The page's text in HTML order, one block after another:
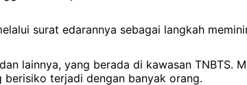
surat edarannya sebagai langkah
lainnya, yang berada di kawasan TNBTS.
berisiko terjadi dengan banyak orang.